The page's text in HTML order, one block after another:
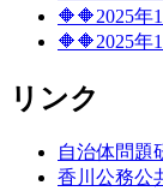
🔶🔶2025年
🔶🔶2025年
リンク
自治体問題
香川公務公